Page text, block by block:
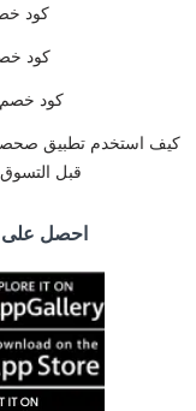
كود
كود
كود خصم
كيف استخدم تطبيق صحصح
قبل التسوق
احصل على